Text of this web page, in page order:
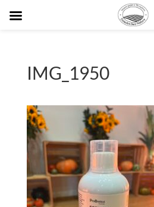
IMG_1950